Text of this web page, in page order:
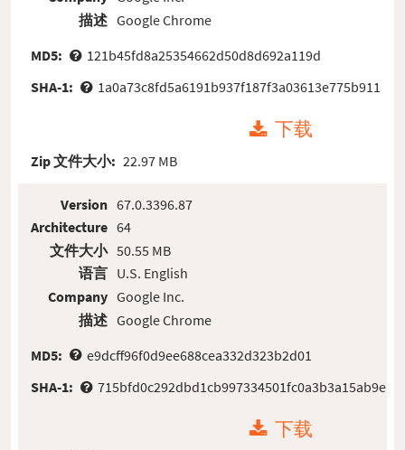
描述 Google Chrome
MD5:
121b45fd8a25354662d50d8d692a119d
SHA-1:
1a0a73c8fd5a6191b937f187f3a03613e775b911
下载
Zip 文件大小: 22.97 MB
Version
Architecture
文件大小
语言
Company
描述
67.0.3396.87
64
50.55 MB
U.S. English
Google Inc.
Google Chrome
MD5:
e9dcff96f0d9ee688cea332d323b2d01
SHA-1:
715bfd0c292dbd1cb997334501fc0a3b3a15ab9e
下载